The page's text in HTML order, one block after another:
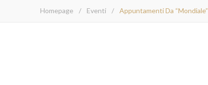
Homepage / Eventi / Appuntamenti Da “Mondiale”